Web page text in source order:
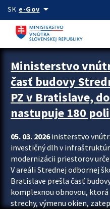
Preskocit na hlavný obsah
SK e-Govarrow_drop_down
Ministerstvo
časť budovy
PZ v Bratislave,
nastupuje 180
05. 03. 2026inisterstvo
investičný dlh v
modernizácii priestorov
V areáli Strednej odbornej
Bratislave prešla časť
komplexnou obnovou,
strechy, výmenu okien,